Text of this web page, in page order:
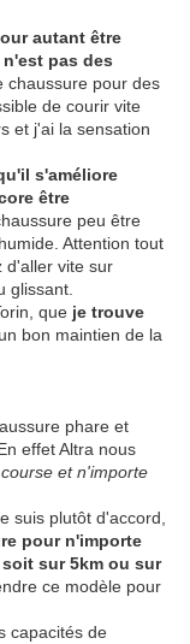
autant être
pas des
chaussure pour des
de courir vite
et j'ai la sensation
s'améliore
être
peu être
Attention tout
d'aller vite sur
glissant.
que je trouve
bon maintien de la
phare et
effet Altra nous
et n'importe
suis plutôt d'accord,
pour n'importe
sur 5km ou sur
ce modèle pour
capacités de